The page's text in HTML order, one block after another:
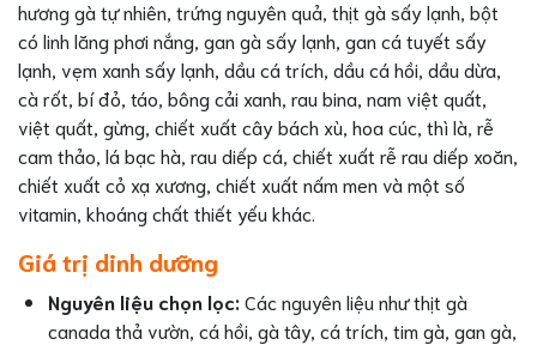
hương gà tự nhiên, trứng nguyên quả, thịt gà sấy lạnh, bột
có linh lăng phơi nắng, gan gà sấy lạnh, gan cá tuyết sấy
lạnh, vẹm xanh sấy lạnh, dầu cá trích, dầu cá hồi, dầu dừa,
cà rốt, bí đỏ, táo, bông cải xanh, rau bina, nam việt quất,
việt quất, gừng, chiết xuất cây bách xù, hoa cúc, thì là, rễ
cam thảo, lá bạc hà, rau diếp cá, chiết xuất rễ rau diếp xoăn,
chiết xuất cỏ xạ xương, chiết xuất nấm men và một số
vitamin, khoáng chất thiết yếu khác.
Giá trị dinh dưỡng
Nguyên liệu chọn lọc: Các nguyên liệu như thịt gà
canada thả vườn, cá hồi, gà tây, cá trích, tim gà, gan gà,